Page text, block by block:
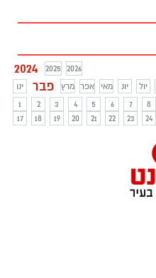
2024 2025
2026
ינו
פבר מרץ אפר מאי יונ יול
1
2 3 4 5 6 7 8
17
18 19 20 21 22 23 24